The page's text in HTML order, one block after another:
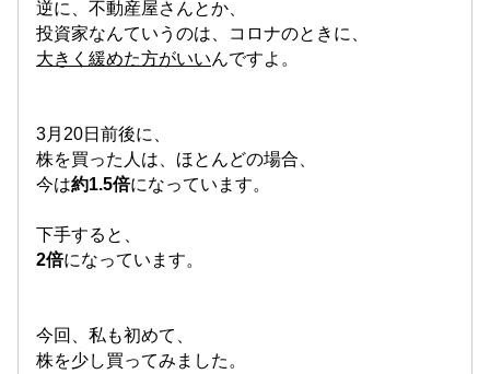
逆に、不動産屋さんとか、
投資家なんていうのは、コロナのときに、
大きく緩めた方がいいんですよ。
3月20日前後に、
株を買った人は、ほとんどの場合、
今は約1.5倍になっています。
下手すると、
2倍になっています。
今回、私も初めて、
株を少し買ってみました。